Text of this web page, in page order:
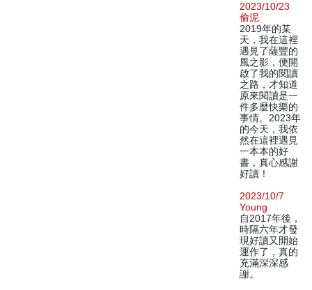
2023/10/23
偷泥
2019年的某
天，我在這裡
遇見了薩豐的
風之影，便開
啟了我的閱讀
之路，才知道
原來閱讀是一
件多麼快樂的
事情。2023年
的今天，我依
然在這裡遇見
一本本的好
書，真心感謝
好讀！
2023/10/7
Young
自2017年後，
時隔六年才發
現好讀又開始
運作了，真的
充滿深深感
謝。